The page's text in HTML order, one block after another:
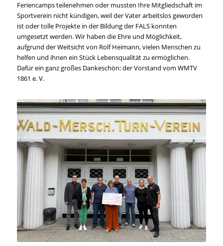
Feriencamps teilenehmen oder mussten Ihre Mitgliedschaft im
Sportverein nicht kündigen, weil der Vater arbeitslos geworden
ist oder tolle Projekte in der Bildung der FALS konnten
umgesetzt werden. Wir haben die Ehre und Möglichkeit,
aufgrund der Weitsicht von Rolf Heimann, vielen Menschen zu
helfen und ihnen ein Stück Lebensqualität zu ermöglichen.
Dafür ein ganz großes Dankeschön: der Vorstand vom WMTV
1861 e. V.